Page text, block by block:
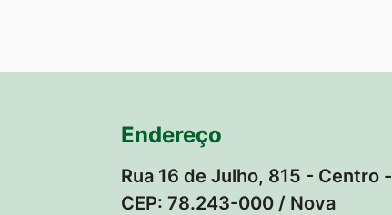
Endereço
Rua 16 de Julho, 815 - Centro -
CEP: 78.243-000 / Nova